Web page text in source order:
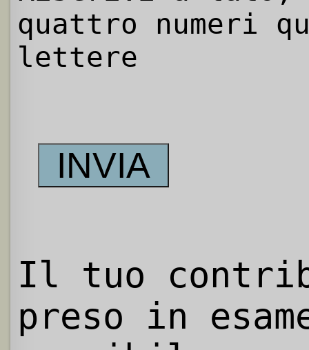
quattro numeri
lettere
Il tuo
preso in